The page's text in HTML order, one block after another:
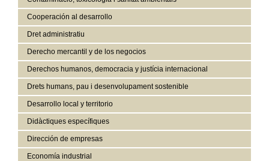
Cooperación al desarrollo
Dret administratiu
Derecho mercantil y de los negocios
Derechos humanos, democracia y justícia internacional
Drets humans, pau i desenvolupament sostenible
Desarrollo local y territorio
Didàctiques específiques
Dirección de empresas
Economía industrial